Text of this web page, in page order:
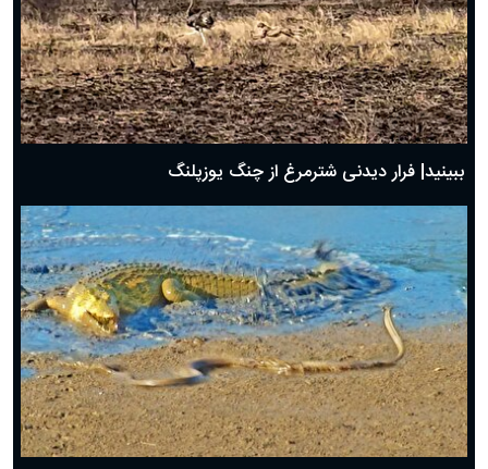
ببینید| فرار دیدنی شترمرغ از چنگ یوزپلنگ